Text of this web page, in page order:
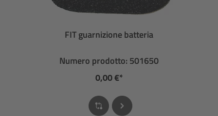
FIT guarnizione batteria
Numero prodotto: 501650
0,00 €*